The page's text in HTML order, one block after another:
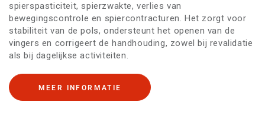
spierspasticiteit, spierzwakte, verlies van
bewegingscontrole en spiercontracturen. Het zorgt voor
stabiliteit van de pols, ondersteunt het openen van de
vingers en corrigeert de handhouding, zowel bij revalidatie
als bij dagelijkse activiteiten.
MEER INFORMATIE